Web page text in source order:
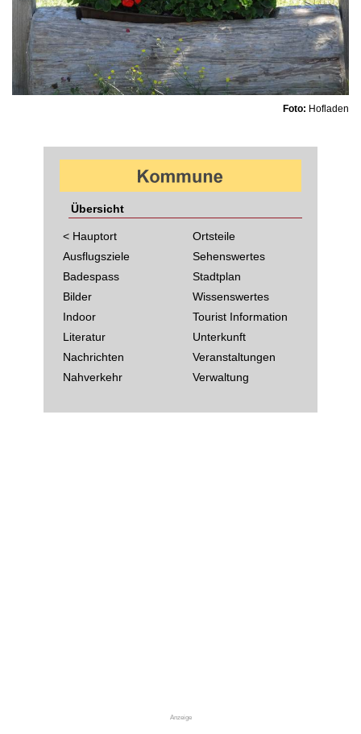
Foto: Hofladen
Übersicht
< Hauptort
Ausflugsziele
Badespass
Bilder
Indoor
Literatur
Nachrichten
Nahverkehr
Ortsteile
Sehenswertes
Stadtplan
Wissenswertes
Tourist Information
Unterkunft
Veranstaltungen
Verwaltung
Anzeige